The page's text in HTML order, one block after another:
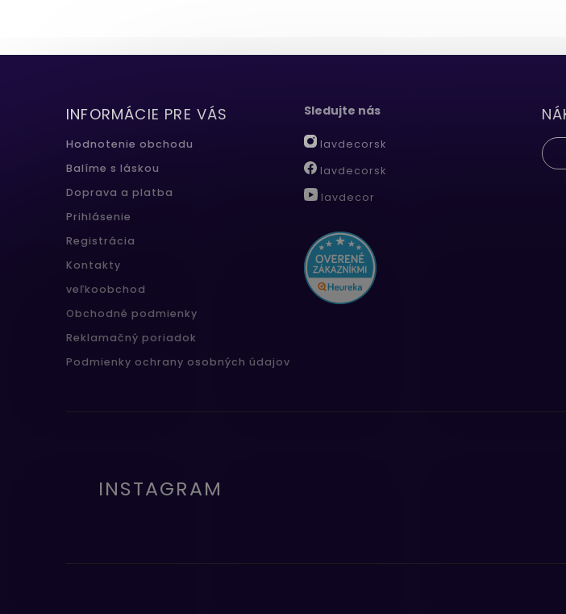
INFORMÁCIE PRE VÁS
Hodnotenie obchodu
Balíme s láskou
Doprava a platba
Prihlásenie
Registrácia
Kontakty
veľkoobchod
Obchodné podmienky
Reklamačný poriadok
Podmienky ochrany osobných údajov
Sledujte nás
lavdecorsk
lavdecorsk
lavdecor
INSTAGRAM